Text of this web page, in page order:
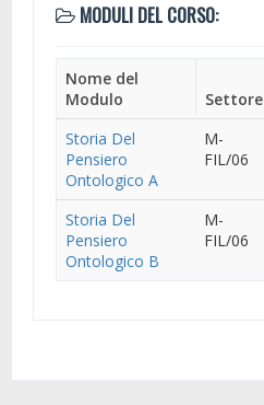
MODULI DEL CORSO:
Nome del
Modulo
Settore
Storia Del
Pensiero
Ontologico A
M-
FIL/06
Storia Del
Pensiero
Ontologico B
M-
FIL/06